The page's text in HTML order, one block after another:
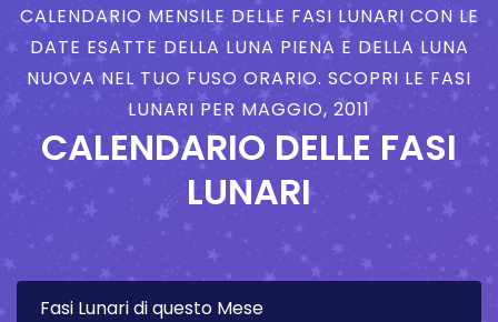
CALENDARIO MENSILE DELLE FASI LUNARI CON LE
DATE ESATTE DELLA LUNA PIENA E DELLA LUNA
NUOVA NEL TUO FUSO ORARIO. SCOPRI LE FASI
LUNARI PER MAGGIO, 2011
CALENDARIO DELLE FASI
LUNARI
Fasi Lunari di questo Mese